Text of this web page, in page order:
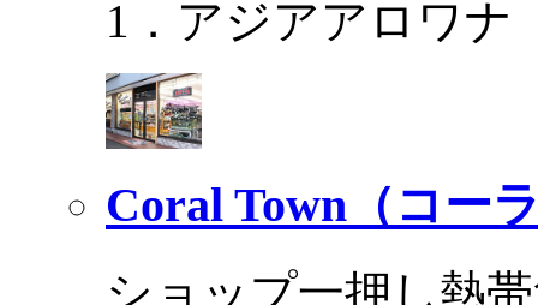
1．アジアアロワ
Coral Town（コー
ショップ一押し熱